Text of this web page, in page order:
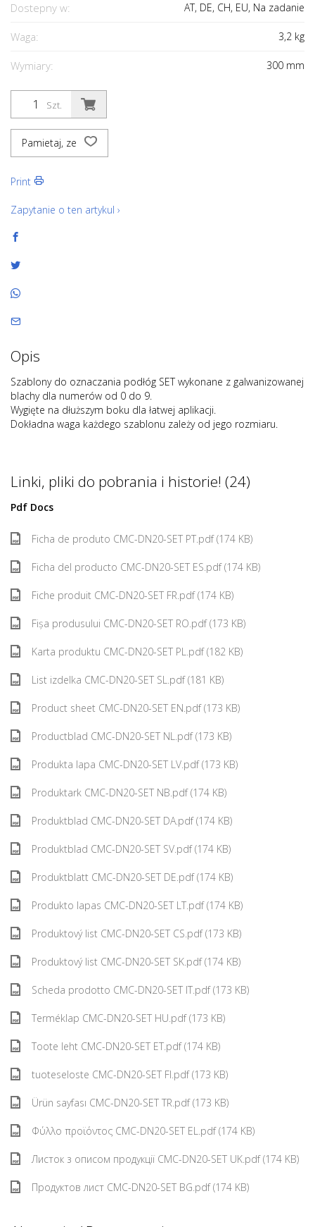
Dostepny w: AT, DE, CH, EU, Na zadanie
Waga: 3,2 kg
Wymiary: 300 mm
Szt.
Pamietaj, ze
Print
Zapytanie o ten artykul ›
Opis
Szablony do oznaczania podłóg SET wykonane z galwanizowanej
blachy dla numerów od 0 do 9.
Wygięte na dłuższym boku dla łatwej aplikacji.
Dokładna waga każdego szablonu zależy od jego rozmiaru.
Linki, pliki do pobrania i historie! (24)
Pdf Docs
Ficha de produto CMC-DN20-SET PT.pdf (174 KB)
Ficha del producto CMC-DN20-SET ES.pdf (174 KB)
Fiche produit CMC-DN20-SET FR.pdf (174 KB)
Fișa produsului CMC-DN20-SET RO.pdf (173 KB)
Karta produktu CMC-DN20-SET PL.pdf (182 KB)
List izdelka CMC-DN20-SET SL.pdf (181 KB)
Product sheet CMC-DN20-SET EN.pdf (173 KB)
Productblad CMC-DN20-SET NL.pdf (173 KB)
Produkta lapa CMC-DN20-SET LV.pdf (173 KB)
Produktark CMC-DN20-SET NB.pdf (174 KB)
Produktblad CMC-DN20-SET DA.pdf (174 KB)
Produktblad CMC-DN20-SET SV.pdf (174 KB)
Produktblatt CMC-DN20-SET DE.pdf (174 KB)
Produkto lapas CMC-DN20-SET LT.pdf (174 KB)
Produktový list CMC-DN20-SET CS.pdf (173 KB)
Produktový list CMC-DN20-SET SK.pdf (174 KB)
Scheda prodotto CMC-DN20-SET IT.pdf (173 KB)
Terméklap CMC-DN20-SET HU.pdf (173 KB)
Toote leht CMC-DN20-SET ET.pdf (174 KB)
tuoteseloste CMC-DN20-SET FI.pdf (173 KB)
Ürün sayfası CMC-DN20-SET TR.pdf (173 KB)
Φύλλο προϊόντος CMC-DN20-SET EL.pdf (174 KB)
Листок з описом продукції CMC-DN20-SET UK.pdf (174 KB)
Продуктов лист CMC-DN20-SET BG.pdf (174 KB)